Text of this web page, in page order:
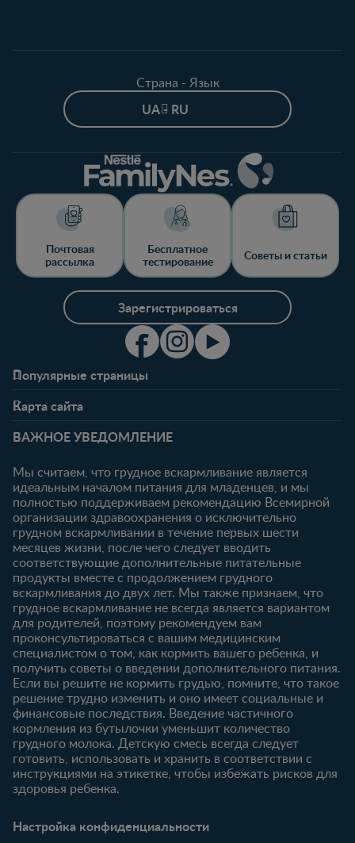
Страна - Язык
UA - RU
Почтовая
рассылка
Бесплатное
тестирование
Советы и статьи
Зарегистрироваться
Популярные страницы
Часто задаваемые
Личный кабинет
Зарегистрироваться
Купить
Наши бренды
Бесплатные
тестирования
Карта сайта
Статьи
Статьи
6-12 месяцев
Статьи
Продукты
12-18 месяцев
Статьи
Продукты
18-24 месяцев
Статьи
Продукты
ВАЖНОЕ УВЕДОМЛЕНИЕ
Мы считаем, что грудное вскармливание является
идеальным началом питания для младенцев, и мы
полностью поддерживаем рекомендацию Всемирной
организации здравоохранения о исключительно
грудном вскармливании в течение первых шести
месяцев жизни, после чего следует вводить
соответствующие дополнительные питательные
продукты вместе с продолжением грудного
вскармливания до двух лет. Мы также признаем, что
грудное вскармливание не всегда является вариантом
для родителей, поэтому рекомендуем вам
проконсультироваться с вашим медицинским
специалистом о том, как кормить вашего ребенка, и
получить советы о введении дополнительного питания.
Если вы решите не кормить грудью, помните, что такое
решение трудно изменить и оно имеет социальные и
финансовые последствия. Введение частичного
кормления из бутылочки уменьшит количество
грудного молока. Детскую смесь всегда следует
готовить, использовать и хранить в соответствии с
инструкциями на этикетке, чтобы избежать рисков для
здоровья ребенка.
Настройка конфиденциальности